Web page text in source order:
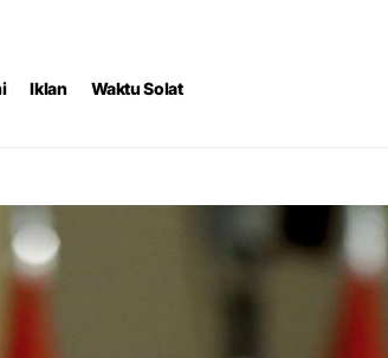
Iklan Waktu Solat